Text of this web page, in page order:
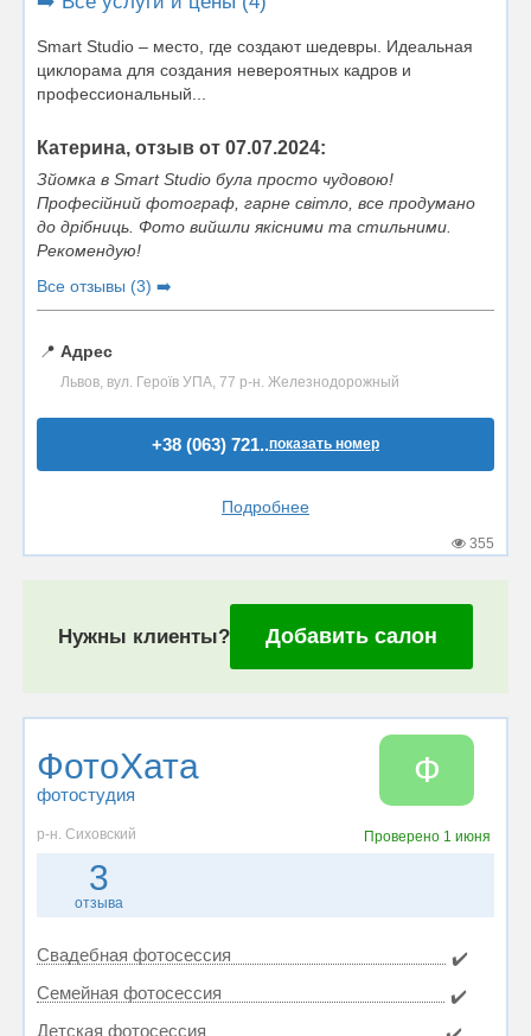
Smart Studio – место, где создают шедевры. Идеальная
циклорама для создания невероятных кадров и
профессиональный...
Катерина, отзыв от 07.07.2024:
Зйомка в Smart Studio була просто чудовою!
Професійний фотограф, гарне світло, все продумано
до дрібниць. Фото вийшли якісними та стильними.
Рекомендую!
Все отзывы (3) ➡️
📍 Адрес
Львов, вул. Героїв УПА, 77 р-н. Железнодорожный
+38 (063) 721..показать номер
Подробнее
355
Нужны клиенты? Добавить салон
ФотоХата
фотостудия
Ф
р-н. Сиховский Проверено 1 июня
3
отзыва
Свадебная фотосессия
✔️
Семейная фотосессия
✔️
Детская фотосессия